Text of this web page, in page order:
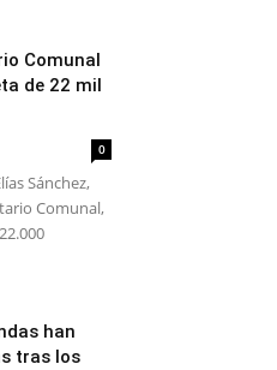
Comunal
de 22 mil
0
Sánchez,
Comunal,
han
tras los